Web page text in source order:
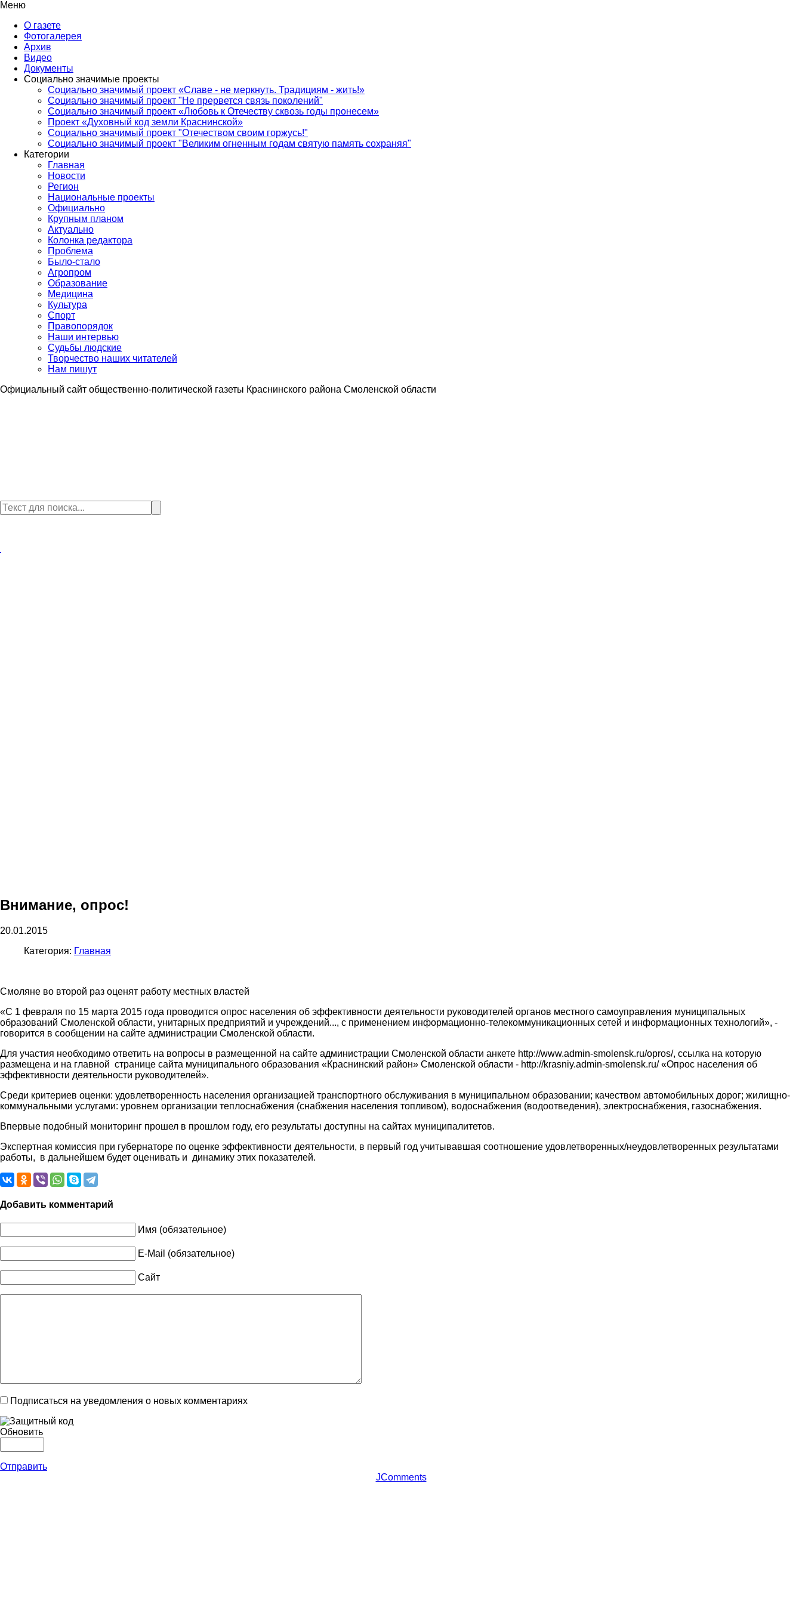
Меню
О газете
Фотогалерея
Архив
Видео
Документы
Социально значимые проекты
Социально значимый проект «Славе - не меркнуть. Традициям - жить!»
Социально значимый проект "Не прервется связь поколений"
Социально значимый проект «Любовь к Отечеству сквозь годы пронесем»
Проект «Духовный код земли Краснинской»
Социально значимый проект "Отечеством своим горжусь!"
Социально значимый проект "Великим огненным годам святую память сохраняя"
Категории
Главная
Новости
Регион
Национальные проекты
Официально
Крупным планом
Актуально
Колонка редактора
Проблема
Было-стало
Агропром
Образование
Медицина
Культура
Спорт
Правопорядок
Наши интервью
Судьбы людские
Творчество наших читателей
Нам пишут
Официальный сайт общественно-политической газеты Краснинского района Смоленской области
Внимание, опрос!
20.01.2015
Категория: Главная
Смоляне во второй раз оценят работу местных властей
«С 1 февраля по 15 марта 2015 года проводится опрос населения об эффективности деятельности руководителей органов местного самоуправления муниципальных
образований Смоленской области, унитарных предприятий и учреждений..., с применением информационно-телекоммуникационных сетей и информационных технологий», -
говорится в сообщении на сайте администрации Смоленской области.
Для участия необходимо ответить на вопросы в размещенной на сайте администрации Смоленской области анкете http://www.admin-smolensk.ru/opros/, ссылка на которую
размещена и на главной странице сайта муниципального образования «Краснинский район» Смоленской области - http://krasniy.admin-smolensk.ru/ «Опрос населения об
эффективности деятельности руководителей».
Среди критериев оценки: удовлетворенность населения организацией транспортного обслуживания в муниципальном образовании; качеством автомобильных дорог; жилищно-
коммунальными услугами: уровнем организации теплоснабжения (снабжения населения топливом), водоснабжения (водоотведения), электроснабжения, газоснабжения.
Впервые подобный мониторинг прошел в прошлом году, его результаты доступны на сайтах муниципалитетов.
Экспертная комиссия при губернаторе по оценке эффективности деятельности, в первый год учитывавшая соотношение удовлетворенных/неудовлетворенных результатами
работы, в дальнейшем будет оценивать и динамику этих показателей.
Добавить комментарий
Имя (обязательное)
E-Mail (обязательное)
Сайт
Подписаться на уведомления о новых комментариях
Обновить
Отправить
JComments